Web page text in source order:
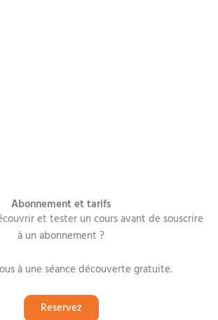
Abonnement et tarifs
et tester un cours avant de souscrire
à un abonnement ?
à une séance découverte gratuite.
Reservez